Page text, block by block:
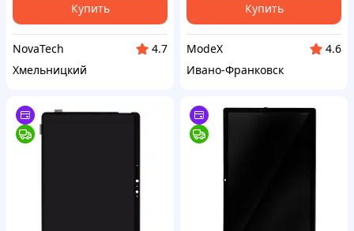
Купить
NovaTech
4.7
Хмельницкий
Купить
ModeX
4.6
Ивано-Франковск